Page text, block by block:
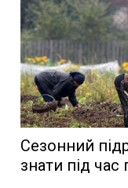
Сезонний
знати під